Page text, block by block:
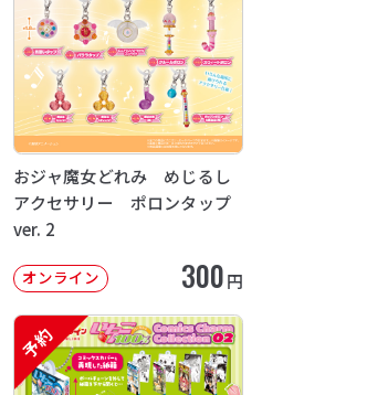
おジャ魔女どれみ めじるし
アクセサリー ポロンタップ
ver. 2
オンライン 300円
予約